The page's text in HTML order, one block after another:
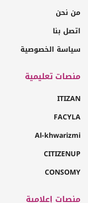
من نحن
اتصل بنا
سياسة الخصوصية
منصات تعليمية
ITIZAN
FACYLA
Al-khwarizmi
CITIZENUP
CONSOMY
منصات إعلامية